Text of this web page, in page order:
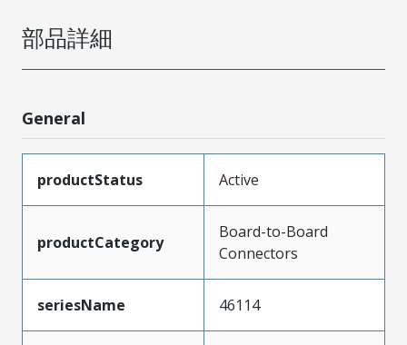
部品詳細
General
productStatus Active
productCategory
Board-to-Board
Connectors
seriesName 46114